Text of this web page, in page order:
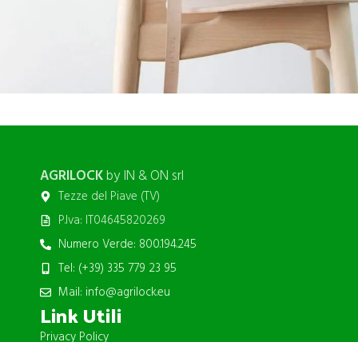
AGRILOCKby IN & ON srl
Tezze del Piave (TV)
P.Iva: IT04645820269
Numero Verde: 800.194.245
Tel: (+39) 335 779 23 95
Mail: info@agrilock.eu
Link Utili
Privacy Policy